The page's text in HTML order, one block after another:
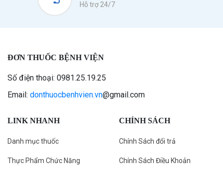
Hỗ trợ 24/7
ĐƠN THUỐC BỆNH VIỆN
Số điện thoại: 0981.25.19.25
Email: donthuocbenhvien.vn@gmail.com
LINK NHANH
Danh mục thuốc
Thực Phẩm Chức Năng
CHÍNH SÁCH
Chính Sách đổi trả
Chính Sách Điều Khoản